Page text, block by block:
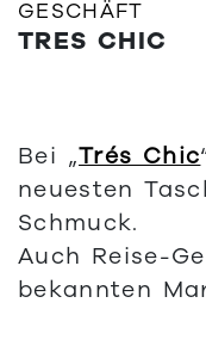
GESCHÄFT
TRES CHIC
Bei „Trés Chic
neuesten
Schmuck.
Auch Reise-
bekannten